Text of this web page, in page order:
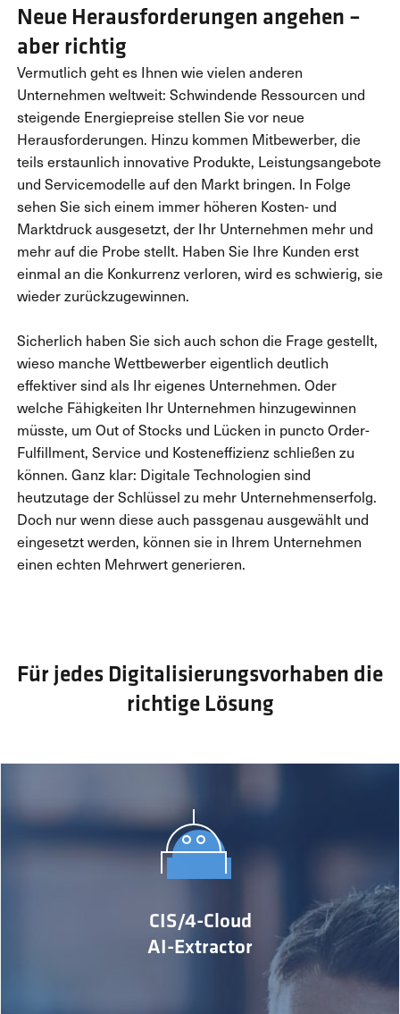
Neue Herausforderungen angehen –
aber richtig
Vermutlich geht es Ihnen wie vielen anderen
Unternehmen weltweit: Schwindende Ressourcen und
steigende Energiepreise stellen Sie vor neue
Herausforderungen. Hinzu kommen Mitbewerber, die
teils erstaunlich innovative Produkte, Leistungsangebote
und Servicemodelle auf den Markt bringen. In Folge
sehen Sie sich einem immer höheren Kosten- und
Marktdruck ausgesetzt, der Ihr Unternehmen mehr und
mehr auf die Probe stellt. Haben Sie Ihre Kunden erst
einmal an die Konkurrenz verloren, wird es schwierig, sie
wieder zurückzugewinnen.
Sicherlich haben Sie sich auch schon die Frage gestellt,
wieso manche Wettbewerber eigentlich deutlich
effektiver sind als Ihr eigenes Unternehmen. Oder
welche Fähigkeiten Ihr Unternehmen hinzugewinnen
müsste, um Out of Stocks und Lücken in puncto Order-
Fulfillment, Service und Kosteneffizienz schließen zu
können. Ganz klar: Digitale Technologien sind
heutzutage der Schlüssel zu mehr Unternehmenserfolg.
Doch nur wenn diese auch passgenau ausgewählt und
eingesetzt werden, können sie in Ihrem Unternehmen
einen echten Mehrwert generieren.
Für jedes Digitalisierungsvorhaben die
richtige Lösung
CIS/4-Cloud
AI-Extractor
Unsere cloudbasierte KI-Lösung extrahiert Daten aus
eingehenden PDF-Dokumenten in Windeseile und
MEHR ERFAHREN